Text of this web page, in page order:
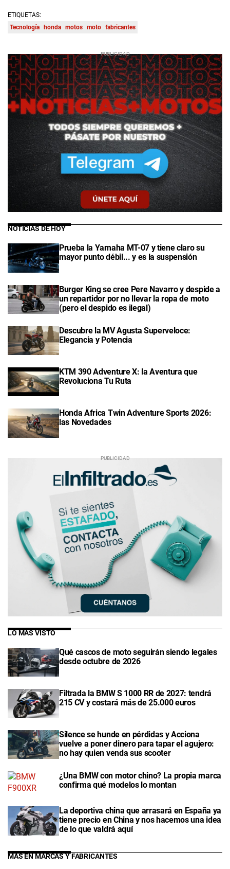
ETIQUETAS:
Tecnología
honda motos moto fabricantes
NOTICIAS DE HOY
Prueba la Yamaha MT-07 y tiene claro su
mayor punto débil... y es la suspensión
Burger King se cree Pere Navarro y despide a
un repartidor por no llevar la ropa de moto
(pero el despido es ilegal)
Descubre la MV Agusta Superveloce:
Elegancia y Potencia
KTM 390 Adventure X: la Aventura que
Revoluciona Tu Ruta
Honda Africa Twin Adventure Sports 2026:
las Novedades
LO MÁS VISTO
Qué cascos de moto seguirán siendo legales
desde octubre de 2026
Filtrada la BMW S 1000 RR de 2027: tendrá
215 CV y costará más de 25.000 euros
Silence se hunde en pérdidas y Acciona
vuelve a poner dinero para tapar el agujero:
no hay quien venda sus scooter
¿Una BMW con motor chino? La propia marca
confirma qué modelos lo montan
La deportiva china que arrasará en España ya
tiene precio en China y nos hacemos una idea
de lo que valdrá aquí
MÁS EN MARCAS Y FABRICANTES